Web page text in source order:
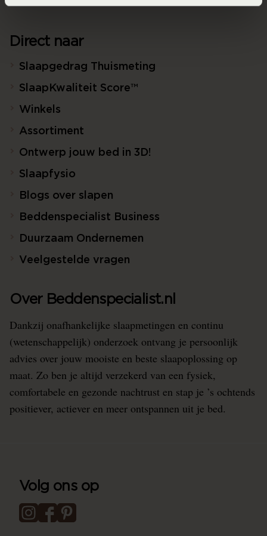
Direct naar
Slaapgedrag Thuismeting
SlaapKwaliteit Score™
Winkels
Assortiment
Ontwerp jouw bed in 3D!
Slaapfysio
Blogs over slapen
Beddenspecialist Business
Duurzaam Ondernemen
Veelgestelde vragen
Over Beddenspecialist.nl
Dankzij onafhankelijke slaapmetingen en continu
(wetenschappelijk) onderzoek ontvang je persoonlijk
advies over jouw mooiste en beste slaapoplossing op
maat. Zo ben je altijd verzekerd van een fysiek,
comfortabele en gezonde nachtrust en stap je ’s ochtends
positiever, actiever en meer ontspannen uit je bed.
Volg ons op